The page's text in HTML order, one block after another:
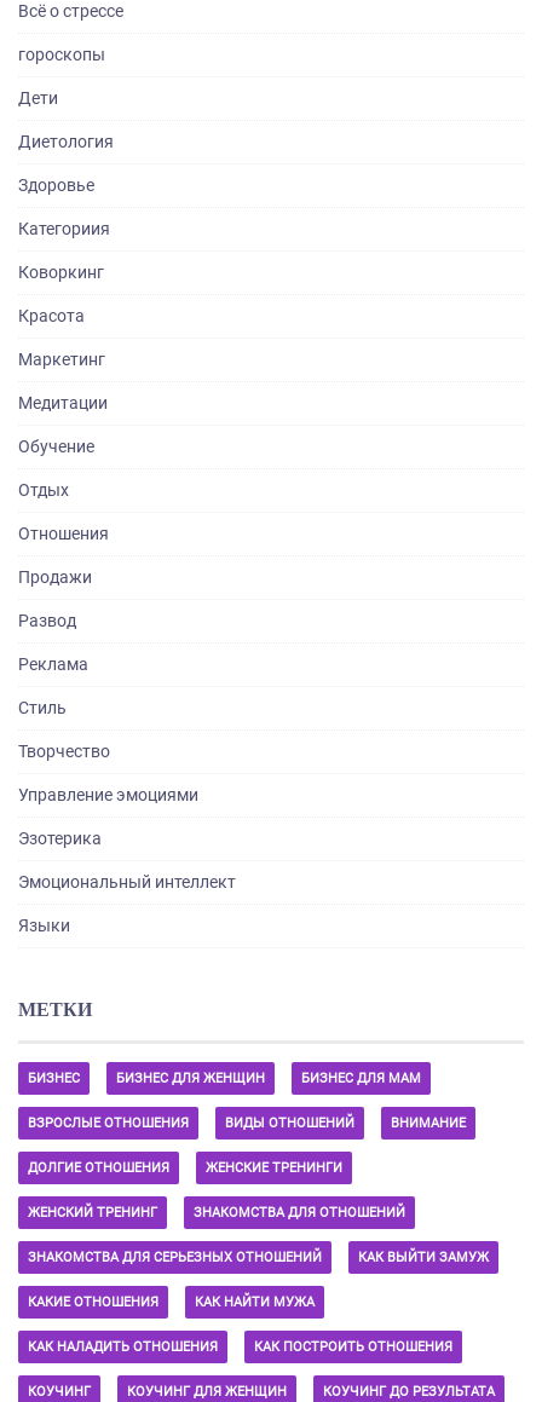
Всё о стрессе
гороскопы
Дети
Диетология
Здоровье
Категориия
Коворкинг
Красота
Маркетинг
Медитации
Обучение
Отдых
Отношения
Продажи
Развод
Реклама
Стиль
Творчество
Управление эмоциями
Эзотерика
Эмоциональный интеллект
Языки
МЕТКИ
БИЗНЕС БИЗНЕС ДЛЯ ЖЕНЩИН БИЗНЕС ДЛЯ МАМ
ВЗРОСЛЫЕ ОТНОШЕНИЯ ВИДЫ ОТНОШЕНИЙ ВНИМАНИЕ
ДОЛГИЕ ОТНОШЕНИЯ ЖЕНСКИЕ ТРЕНИНГИ
ЖЕНСКИЙ ТРЕНИНГ ЗНАКОМСТВА ДЛЯ ОТНОШЕНИЙ
ЗНАКОМСТВА ДЛЯ СЕРЬЕЗНЫХ ОТНОШЕНИЙ КАК ВЫЙТИ ЗАМУЖ
КАКИЕ ОТНОШЕНИЯ КАК НАЙТИ МУЖА
КАК НАЛАДИТЬ ОТНОШЕНИЯ КАК ПОСТРОИТЬ ОТНОШЕНИЯ
КОУЧИНГ КОУЧИНГ ДЛЯ ЖЕНЩИН КОУЧИНГ ДО РЕЗУЛЬТАТА